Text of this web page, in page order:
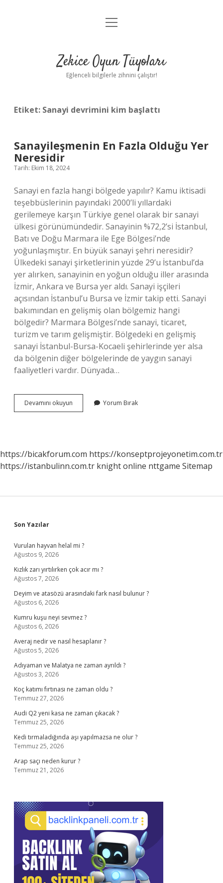
Anasayfa
Yasal Uyarı
menüyü
Zekice Oyun Tüyoları
Eğlenceli bilgilerle zihnini çalıştır!
Etiket: Sanayi devrimini kim başlattı
Sanayileşmenin En Fazla Olduğu Yer
Neresidir
Tarih: Ekim 18, 2024
Sanayi en fazla hangi bölgede yapılır? Kamu iktisadi
teşebbüslerinin payındaki 2000’li yıllardaki
gerilemeye karşın Türkiye genel olarak bir sanayi
ülkesi görünümündedir. Sanayinin %72,2’si İstanbul,
Batı ve Doğu Marmara ile Ege Bölgesi’nde
yoğunlaşmıştır. En büyük sanayi şehri neresidir?
Ülkedeki sanayi şirketlerinin yüzde 29’u İstanbul’da
yer alırken, sanayinin en yoğun olduğu iller arasında
İzmir, Ankara ve Bursa yer aldı. Sanayi işçileri
açısından İstanbul’u Bursa ve İzmir takip etti. Sanayi
bakımından en gelişmiş olan bölgemiz hangi
bölgedir? Marmara Bölgesi’nde sanayi, ticaret,
turizm ve tarım gelişmiştir. Bölgedeki en gelişmiş
sanayi İstanbul-Bursa-Kocaeli şehirlerinde yer alsa
da bölgenin diğer bölgelerinde de yaygın sanayi
faaliyetleri vardır. Dünyada…
Devamını okuyun Sanayileşmenin
En
Yorum Bırak
https://bicakforum.com https://konseptprojeyonetim.com.tr
https://istanbulinn.com.tr knight online nttgame Sitemap
Sidebar
Son Yazılar
Vurulan hayvan helal mi ?
Ağustos 9, 2026
Kızlık zarı yırtılırken çok acır mı ?
Ağustos 7, 2026
Deyim ve atasözü arasındaki fark nasıl bulunur ?
Ağustos 6, 2026
Kumru kuşu neyi sevmez ?
Ağustos 6, 2026
Averaj nedir ve nasıl hesaplanır ?
Ağustos 5, 2026
Adıyaman ve Malatya ne zaman ayrıldı ?
Ağustos 3, 2026
Koç katımı fırtınası ne zaman oldu ?
Temmuz 27, 2026
Audi Q2 yeni kasa ne zaman çıkacak ?
Temmuz 25, 2026
Kedi tırmaladığında aşı yapılmazsa ne olur ?
Temmuz 25, 2026
Arap saçı neden kurur ?
Temmuz 21, 2026